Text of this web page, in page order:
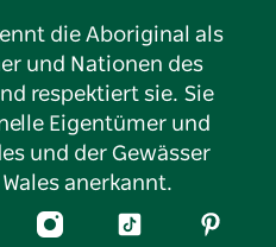
die Aboriginal als
und Nationen des
respektiert sie. Sie
Eigentümer und
und der Gewässer
anerkannt.
InstagramTikTok